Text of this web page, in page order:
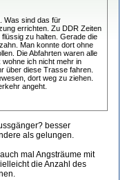
Was sind das für
errichten. Zu DDR Zeiten
zu halten. Gerade die
Man konnte dort ohne
Die Abfahrten waren alle
ich nicht mehr in
über diese Trasse fahren.
dort weg zu ziehen.
angeht.
besser
als gelungen.
mal Angsträume mit
die Anzahl des